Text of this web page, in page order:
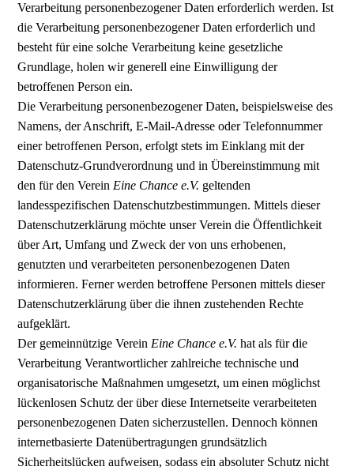
Verarbeitung personenbezogener Daten erforderlich werden. Ist
die Verarbeitung personenbezogener Daten erforderlich und
besteht für eine solche Verarbeitung keine gesetzliche
Grundlage, holen wir generell eine Einwilligung der
betroffenen Person ein.
Die Verarbeitung personenbezogener Daten, beispielsweise des
Namens, der Anschrift, E-Mail-Adresse oder Telefonnummer
einer betroffenen Person, erfolgt stets im Einklang mit der
Datenschutz-Grundverordnung und in Übereinstimmung mit
den für den Verein Eine Chance e.V. geltenden
landesspezifischen Datenschutzbestimmungen. Mittels dieser
Datenschutzerklärung möchte unser Verein die Öffentlichkeit
über Art, Umfang und Zweck der von uns erhobenen,
genutzten und verarbeiteten personenbezogenen Daten
informieren. Ferner werden betroffene Personen mittels dieser
Datenschutzerklärung über die ihnen zustehenden Rechte
aufgeklärt.
Der gemeinnützige Verein Eine Chance e.V. hat als für die
Verarbeitung Verantwortlicher zahlreiche technische und
organisatorische Maßnahmen umgesetzt, um einen möglichst
lückenlosen Schutz der über diese Internetseite verarbeiteten
personenbezogenen Daten sicherzustellen. Dennoch können
internetbasierte Datenübertragungen grundsätzlich
Sicherheitslücken aufweisen, sodass ein absoluter Schutz nicht